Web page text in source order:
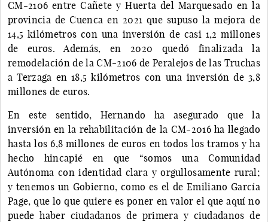
CM-2106 entre Cañete y Huerta del Marquesado en la
provincia de Cuenca en 2021 que supuso la mejora de
14,5 kilómetros con una inversión de casi 1,2 millones
de euros. Además, en 2020 quedó finalizada la
remodelación de la CM-2106 de Peralejos de las Truchas
a Terzaga en 18,5 kilómetros con una inversión de 3,8
millones de euros.
En este sentido, Hernando ha asegurado que la
inversión en la rehabilitación de la CM-2016 ha llegado
hasta los 6,8 millones de euros en todos los tramos y ha
hecho hincapié en que “somos una Comunidad
Autónoma con identidad clara y orgullosamente rural;
y tenemos un Gobierno, como es el de Emiliano García
Page, que lo que quiere es poner en valor el que aquí no
puede haber ciudadanos de primera y ciudadanos de